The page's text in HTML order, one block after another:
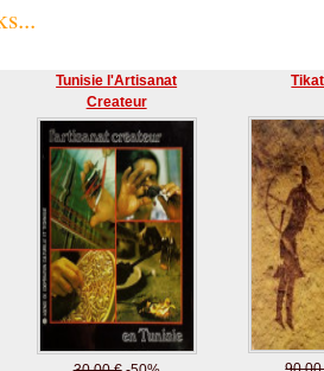
Tunisie l'Artisanat
Createur